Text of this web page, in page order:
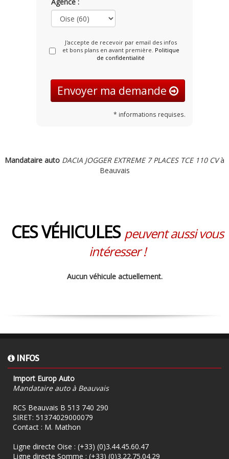
J'accepte de recevoir par email des infos
et bons plans en avant première. Politique
de confidentialité
Envoyer ma demande
* informations requises.
Mandataire auto DACIA JOGGER EXTREME 7 PLACES TCE 110 CVà
Beauvais
CES VÉHICULES peuvent aussi vous
intéresser !
Aucun véhicule actuellement.
INFOS
Import Europ Auto
Mandataire auto à Beauvais
RCS Beauvais B 513 740 290
SIRET: 51374029000079
Contact : M. Mathon
Ligne directe Oise : (+33) (0)3.44.45.60.47
Ligne directe Somme : (+33) (0)3.22.75.04.29